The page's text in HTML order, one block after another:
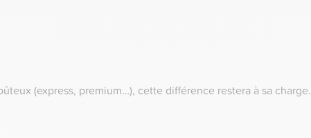
(express, premium…), cette différence restera à sa charge.